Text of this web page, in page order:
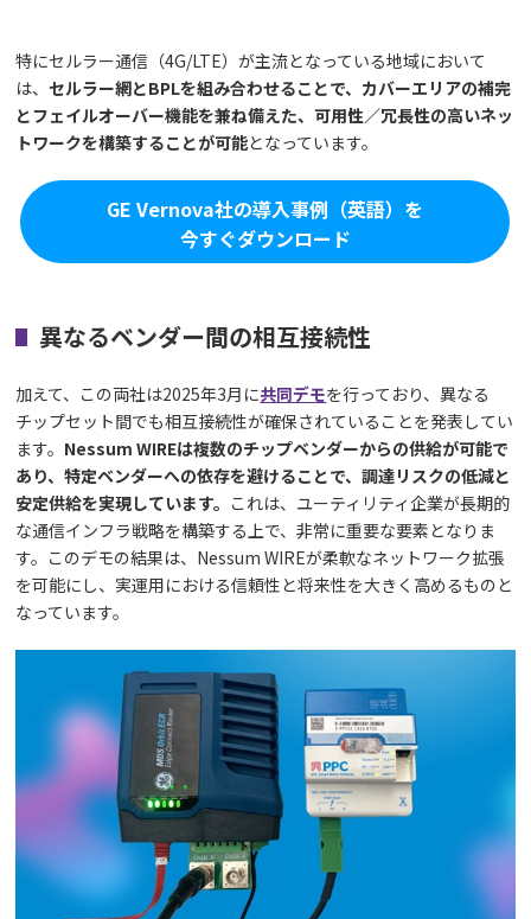
特にセルラー通信（4G/LTE）が主流となっている地域において
は、セルラー網とBPLを組み合わせることで、カバーエリアの補完
とフェイルオーバー機能を兼ね備えた、可用性／冗長性の高いネッ
トワークを構築することが可能となっています。
GE Vernova社の導入事例（英語）を
今すぐダウンロード
異なるベンダー間の相互接続性
加えて、この両社は2025年3月に共同デモを行っており、異なる
チップセット間でも相互接続性が確保されていることを発表してい
ます。 Nessum WIREは複数のチップベンダーからの供給が可能で
あり、特定ベンダーへの依存を避けることで、調達リスクの低減と
安定供給を実現しています。 これは、ユーティリティ企業が長期的
な通信インフラ戦略を構築する上で、非常に重要な要素となりま
す。このデモの結果は、Nessum WIREが柔軟なネットワーク拡張
を可能にし、実運用における信頼性と将来性を大きく高めるものと
なっています。